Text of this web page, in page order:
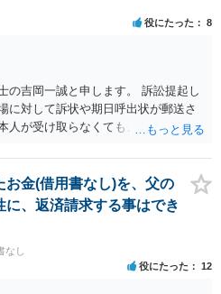
役にたった 8
の吉岡一誠と申します。 訴訟提起し
に対して訴状や期日呼出状が郵送さ
人が受け取らなくても、勤務先の他
を続けることで回収に至ることはま
きに検討して良いかと思います。
お金(借用書なし)を、父の
、返済請求する事はでき
なし
役にたった 12